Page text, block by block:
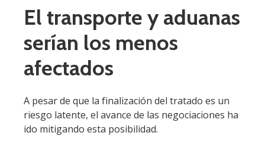
El transporte y aduanas
serían los menos
afectados
A pesar de que la finalización del tratado es un
riesgo latente, el avance de las negociaciones ha
ido mitigando esta posibilidad.